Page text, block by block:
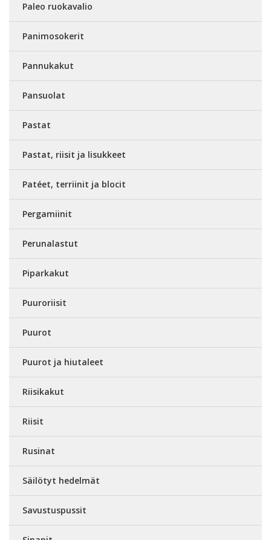
Paleo ruokavalio
Panimosokerit
Pannukakut
Pansuolat
Pastat
Pastat, riisit ja lisukkeet
Patéet, terriinit ja blocit
Pergamiinit
Perunalastut
Piparkakut
Puuroriisit
Puurot
Puurot ja hiutaleet
Riisikakut
Riisit
Rusinat
Säilötyt hedelmät
Savustuspussit